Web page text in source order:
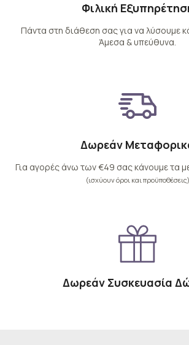
Φιλική
Πάντα στη διάθεση σας για να λύσουμε
Άμεσα & υπεύθυνα.
Δωρεάν
Για αγορές άνω των €49 σας κάνουμε τα
(ισχύουν όροι και προϋποθέσεις)
Δωρεάν Συσκευασία